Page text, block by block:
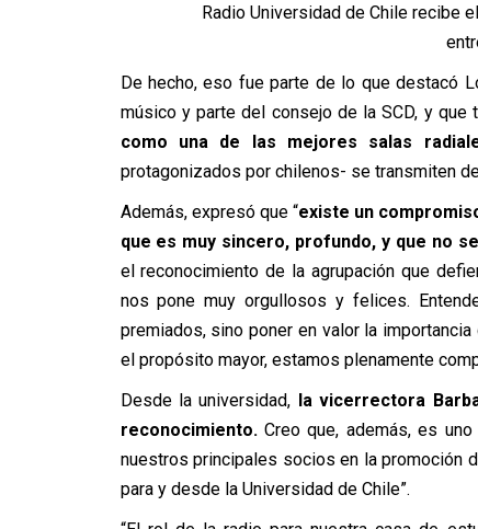
Radio Universidad de Chile recibe
De hecho, eso fue parte de lo que destacó
músico y parte del consejo de la SCD, y que
como una de las mejores salas
protagonizados por chilenos- se transmiten
Además, expresó que “existe un
que es muy sincero, profundo, y que no
el reconocimiento de la agrupación que
nos pone muy orgullosos y felices.
premiados, sino poner en valor la
el propósito mayor, estamos plenamente
Desde la universidad, la vicerrectora
reconocimiento.Creo que, además, es
nuestros principales socios en la promoción
para y desde la Universidad de Chile”.